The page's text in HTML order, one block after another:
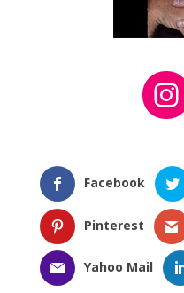
Facebook
Pinterest
Yahoo Mail